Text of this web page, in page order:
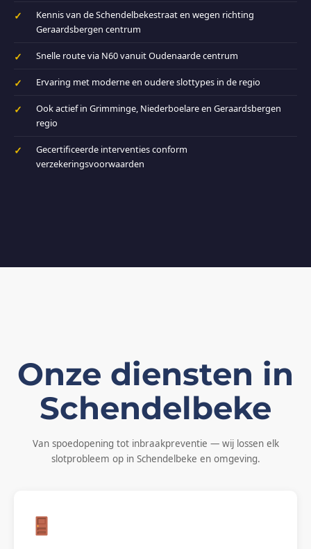
Kennis van de Schendelbekestraat en wegen richting
Geraardsbergen centrum
Snelle route via N60 vanuit Oudenaarde centrum
Ervaring met moderne en oudere slottypes in de regio
Ook actief in Grimminge, Niederboelare en Geraardsbergen
regio
Gecertificeerde interventies conform
verzekeringsvoorwaarden
Onze diensten in
Schendelbeke
Van spoedopening tot inbraakpreventie — wij lossen elk
slotprobleem op in Schendelbeke en omgeving.